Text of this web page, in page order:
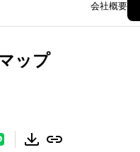
会社概要
ップ